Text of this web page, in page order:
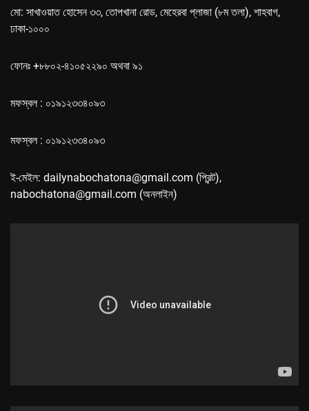
মো: সাখাওয়াত হোসেন ৩৩, তোপখানা রোড, মেহেরবা প্লাজা (৮ম তলা), শাহবাগ,
ঢাকা-১০০০
ফোনঃ +৮৮০২-৪১০৫২২৯০ অথবা ৯১
মফস্বল : ০১৯১২৩৩৪০৯৩
মফস্বল : ০১৯১২৩৩৪০৯৩
ই-মেইল: dailynabochatona@gmail.com (প্রিন্ট),
nabochatona@gmail.com (অনলাইন)